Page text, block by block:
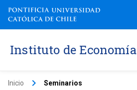
Instituto de Economía
Inicio keyboard_arrow_right Seminarios